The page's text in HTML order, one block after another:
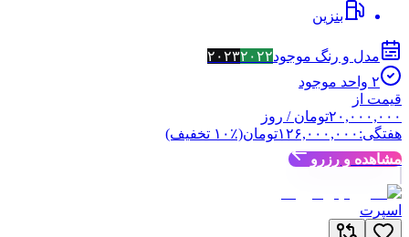
بنزین
مدل و رنگ موجود ۲۰۲۳۲۰۲۲
۲ واحد موجود
قیمت از
۲۰,۰۰۰,۰۰۰تومان / روز
هفتگی: ۱۲۶,۰۰۰,۰۰۰تومان(٪ ۱۰ تخفیف)
مشاهده و رزرو
اسپرت